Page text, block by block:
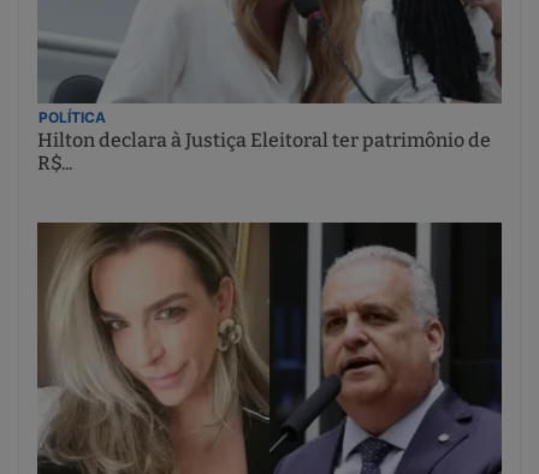
POLÍTICA
Hilton declara à Justiça Eleitoral ter patrimônio de
R$...